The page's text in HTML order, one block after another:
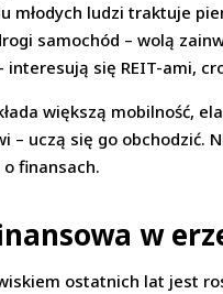
młodych ludzi traktuje
samochód – wolą
interesują się REIT-ami,
większą mobilność,
– uczą się go obchodzić.
finansach.
w
ostatnich lat jest